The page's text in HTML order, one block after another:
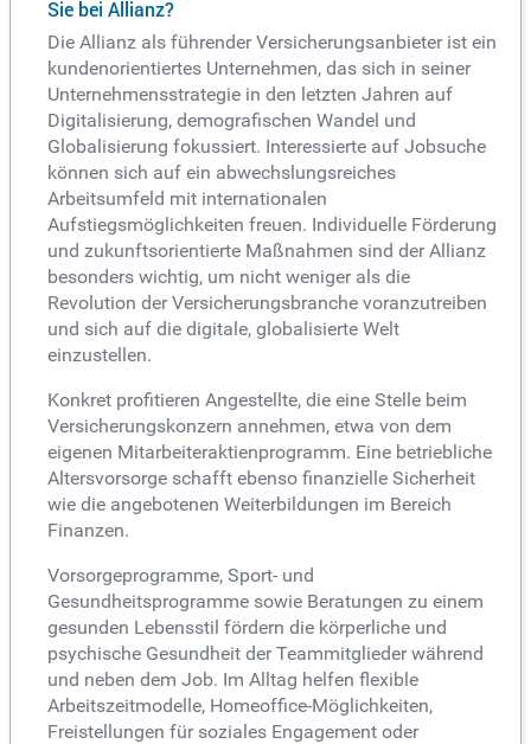
Sie bei Allianz?
Die Allianz als führender Versicherungsanbieter ist ein
kundenorientiertes Unternehmen, das sich in seiner
Unternehmensstrategie in den letzten Jahren auf
Digitalisierung, demografischen Wandel und
Globalisierung fokussiert. Interessierte auf Jobsuche
können sich auf ein abwechslungsreiches
Arbeitsumfeld mit internationalen
Aufstiegsmöglichkeiten freuen. Individuelle Förderung
und zukunftsorientierte Maßnahmen sind der Allianz
besonders wichtig, um nicht weniger als die
Revolution der Versicherungsbranche voranzutreiben
und sich auf die digitale, globalisierte Welt
einzustellen.
Konkret profitieren Angestellte, die eine Stelle beim
Versicherungskonzern annehmen, etwa von dem
eigenen Mitarbeiteraktienprogramm. Eine betriebliche
Altersvorsorge schafft ebenso finanzielle Sicherheit
wie die angebotenen Weiterbildungen im Bereich
Finanzen.
Vorsorgeprogramme, Sport- und
Gesundheitsprogramme sowie Beratungen zu einem
gesunden Lebensstil fördern die körperliche und
psychische Gesundheit der Teammitglieder während
und neben dem Job. Im Alltag helfen flexible
Arbeitszeitmodelle, Homeoffice-Möglichkeiten,
Freistellungen für soziales Engagement oder